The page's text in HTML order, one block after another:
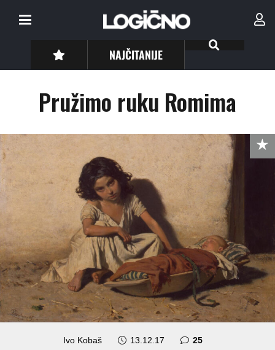
NAJČITANIJE
Pružimo ruku Romima
Ivo Kobaš 13.12.17 25komentara